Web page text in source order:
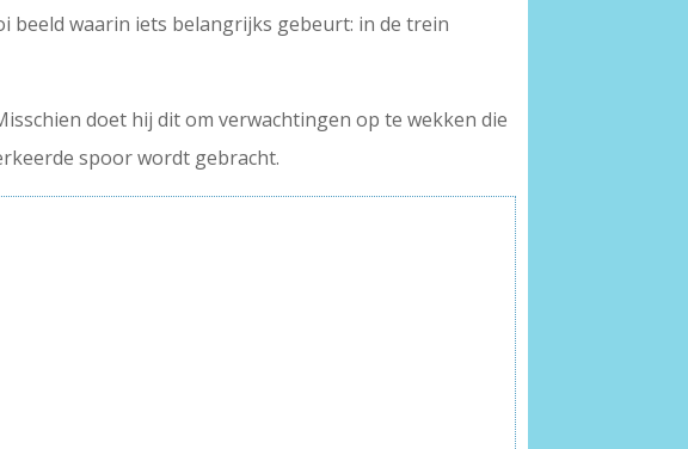
beeld waarin iets belangrijks gebeurt: in de trein
doet hij dit om verwachtingen op te wekken die
spoor wordt gebracht.